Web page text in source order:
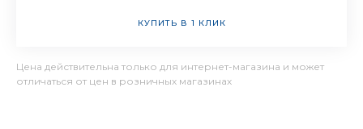
КУПИТЬ В 1 КЛИК
Цена действительна только для интернет-магазина и может
отличаться от цен в розничных магазинах